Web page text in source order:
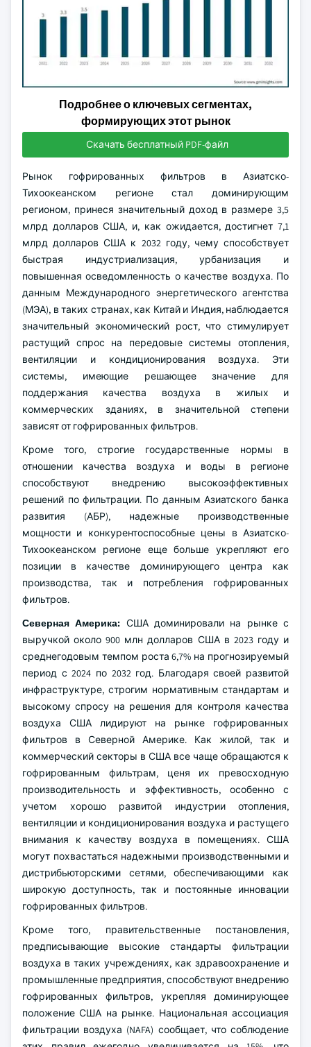
Подробнее о ключевых сегментах,
формирующих этот рынок
Скачать бесплатный PDF-файл
Рынок гофрированных фильтров в Азиатско-
Тихоокеанском регионе стал доминирующим
регионом, принеся значительный доход в размере 3,5
млрд долларов США, и, как ожидается, достигнет 7,1
млрд долларов США к 2032 году, чему способствует
быстрая индустриализация, урбанизация и
повышенная осведомленность о качестве воздуха. По
данным Международного энергетического агентства
(МЭА), в таких странах, как Китай и Индия, наблюдается
значительный экономический рост, что стимулирует
растущий спрос на передовые системы отопления,
вентиляции и кондиционирования воздуха. Эти
системы, имеющие решающее значение для
поддержания качества воздуха в жилых и
коммерческих зданиях, в значительной степени
зависят от гофрированных фильтров.
Кроме того, строгие государственные нормы в
отношении качества воздуха и воды в регионе
способствуют внедрению высокоэффективных
решений по фильтрации. По данным Азиатского банка
развития (АБР), надежные производственные
мощности и конкурентоспособные цены в Азиатско-
Тихоокеанском регионе еще больше укрепляют его
позиции в качестве доминирующего центра как
производства, так и потребления гофрированных
фильтров.
Северная Америка: США доминировали на рынке с
выручкой около 900 млн долларов США в 2023 году и
среднегодовым темпом роста 6,7% на прогнозируемый
период с 2024 по 2032 год. Благодаря своей развитой
инфраструктуре, строгим нормативным стандартам и
высокому спросу на решения для контроля качества
воздуха США лидируют на рынке гофрированных
фильтров в Северной Америке. Как жилой, так и
коммерческий секторы в США все чаще обращаются к
гофрированным фильтрам, ценя их превосходную
производительность и эффективность, особенно с
учетом хорошо развитой индустрии отопления,
вентиляции и кондиционирования воздуха и растущего
внимания к качеству воздуха в помещениях. США
могут похвастаться надежными производственными и
дистрибьюторскими сетями, обеспечивающими как
широкую доступность, так и постоянные инновации
гофрированных фильтров.
Кроме того, правительственные постановления,
предписывающие высокие стандарты фильтрации
воздуха в таких учреждениях, как здравоохранение и
промышленные предприятия, способствуют внедрению
гофрированных фильтров, укрепляя доминирующее
положение США на рынке. Национальная ассоциация
фильтрации воздуха (NAFA) сообщает, что соблюдение